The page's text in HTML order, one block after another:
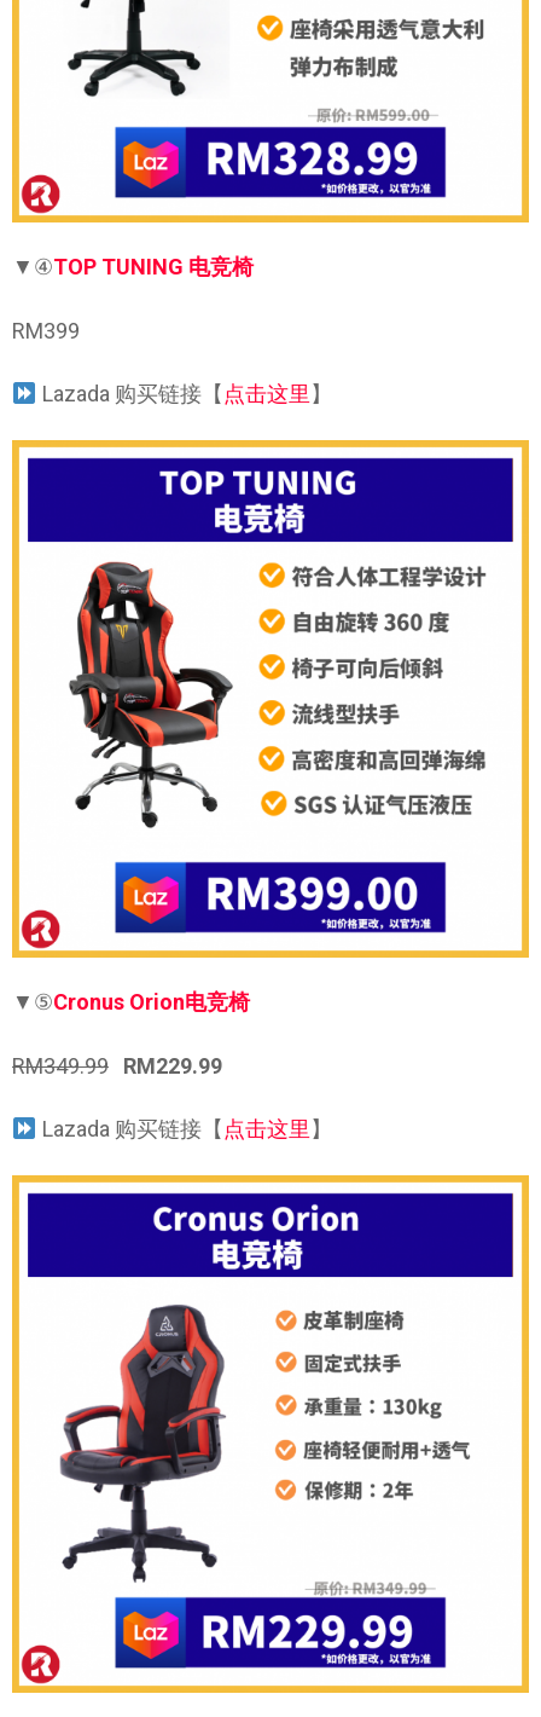
▼④TOP TUNING 电竞椅
RM399
Lazada 购买链接【 点击这里 】
▼⑤Cronus Orion电竞椅
RM349.99 RM229.99
Lazada 购买链接【 点击这里 】